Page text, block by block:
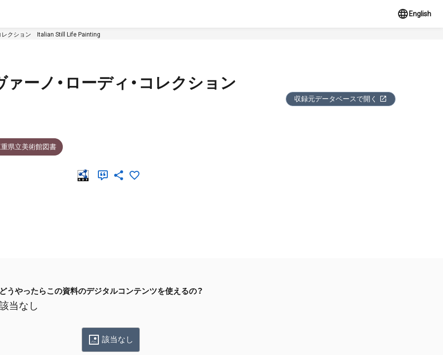
English
レクション Italian Still Life Painting
ーノ・ローディ・コレクション
収録元データベースで開く
重県立美術館図書
どうやったらこの資料のデジタルコンテンツを使えるの？
当なし
該当なし